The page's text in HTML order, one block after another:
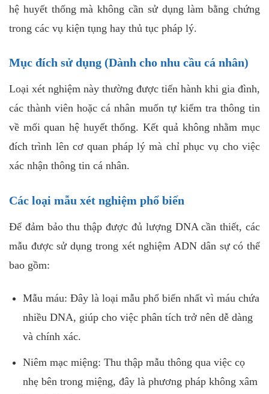
hệ huyết thống mà không cần sử dụng làm bằng chứng
trong các vụ kiện tụng hay thủ tục pháp lý.
Mục đích sử dụng (Dành cho nhu cầu cá nhân)
Loại xét nghiệm này thường được tiến hành khi gia đình,
các thành viên hoặc cá nhân muốn tự kiểm tra thông tin
về mối quan hệ huyết thống. Kết quả không nhằm mục
đích trình lên cơ quan pháp lý mà chỉ phục vụ cho việc
xác nhận thông tin cá nhân.
Các loại mẫu xét nghiệm phổ biến
Để đảm bảo thu thập được đủ lượng DNA cần thiết, các
mẫu được sử dụng trong xét nghiệm ADN dân sự có thể
bao gồm:
Mẫu máu: Đây là loại mẫu phổ biến nhất vì máu chứa
nhiều DNA, giúp cho việc phân tích trở nên dễ dàng
và chính xác.
Niêm mạc miệng: Thu thập mẫu thông qua việc cọ
nhẹ bên trong miệng, đây là phương pháp không xâm